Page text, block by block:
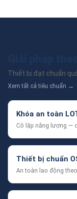
Thiết bị đạt chuẩn
Xem tất cả tiêu chuẩn →
Khóa an toàn
Cô lập năng lượng —
Thiết bị chuẩn
An toàn lao động